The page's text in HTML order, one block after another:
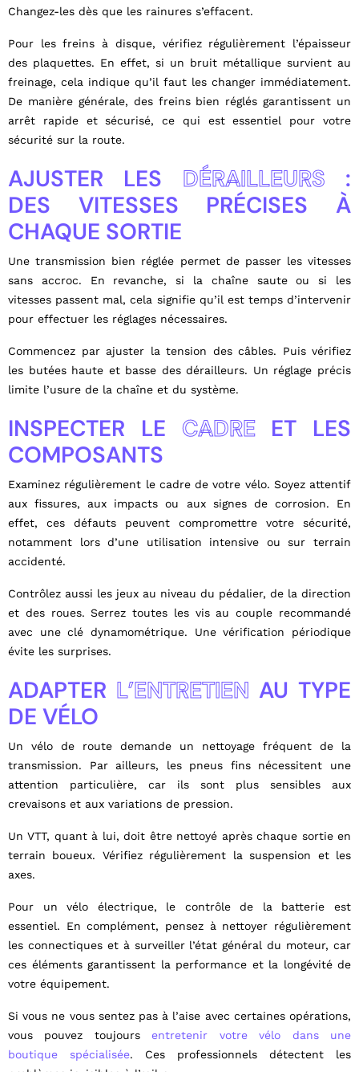
Changez-les dès que les rainures s’effacent.
Pour les freins à disque, vérifiez régulièrement l’épaisseur
des plaquettes. En effet, si un bruit métallique survient au
freinage, cela indique qu’il faut les changer immédiatement.
De manière générale, des freins bien réglés garantissent un
arrêt rapide et sécurisé, ce qui est essentiel pour votre
sécurité sur la route.
AJUSTER LES DÉRAILLEURS :
DES VITESSES PRÉCISES À
CHAQUE SORTIE
Une transmission bien réglée permet de passer les vitesses
sans accroc. En revanche, si la chaîne saute ou si les
vitesses passent mal, cela signifie qu’il est temps d’intervenir
pour effectuer les réglages nécessaires.
Commencez par ajuster la tension des câbles. Puis vérifiez
les butées haute et basse des dérailleurs. Un réglage précis
limite l’usure de la chaîne et du système.
INSPECTER LE CADREET LES
COMPOSANTS
Examinez régulièrement le cadre de votre vélo. Soyez attentif
aux fissures, aux impacts ou aux signes de corrosion. En
effet, ces défauts peuvent compromettre votre sécurité,
notamment lors d’une utilisation intensive ou sur terrain
accidenté.
Contrôlez aussi les jeux au niveau du pédalier, de la direction
et des roues. Serrez toutes les vis au couple recommandé
avec une clé dynamométrique. Une vérification périodique
évite les surprises.
ADAPTER L’ENTRETIEN AU TYPE
DE VÉLO
Un vélo de route demande un nettoyage fréquent de la
transmission. Par ailleurs, les pneus fins nécessitent une
attention particulière, car ils sont plus sensibles aux
crevaisons et aux variations de pression.
Un VTT, quant à lui, doit être nettoyé après chaque sortie en
terrain boueux. Vérifiez régulièrement la suspension et les
axes.
Pour un vélo électrique, le contrôle de la batterie est
essentiel. En complément, pensez à nettoyer régulièrement
les connectiques et à surveiller l’état général du moteur, car
ces éléments garantissent la performance et la longévité de
votre équipement.
Si vous ne vous sentez pas à l’aise avec certaines opérations,
vous pouvez toujoursentretenir votre vélo dans une
boutique spécialisée. Ces professionnels détectent les